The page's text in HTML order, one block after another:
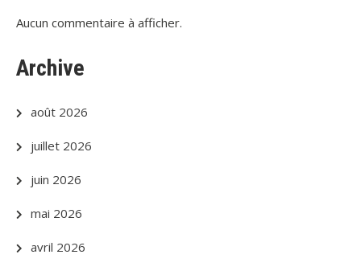
Aucun commentaire à afficher.
Archive
août 2026
juillet 2026
juin 2026
mai 2026
avril 2026